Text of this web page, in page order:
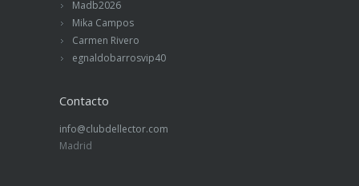
Madb2026
Mika Campos
Carmen Rivero
egnaldobarrosvip40
Contacto
info@clubdellector.com
Madrid